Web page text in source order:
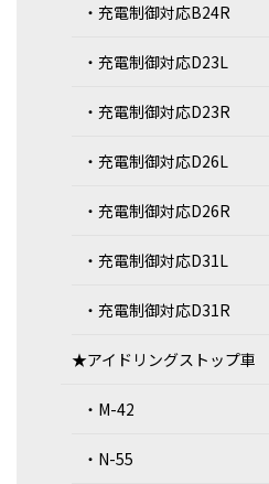
・充電制御対応B24R
・充電制御対応D23L
・充電制御対応D23R
・充電制御対応D26L
・充電制御対応D26R
・充電制御対応D31L
・充電制御対応D31R
★アイドリングストップ車
・M-42
・N-55